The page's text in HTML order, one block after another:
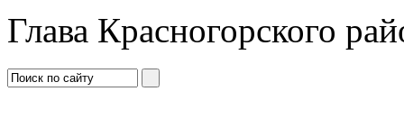
Глава Красногорского